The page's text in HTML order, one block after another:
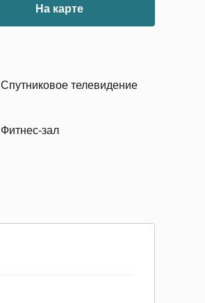
На карте
Спутниковое телевидение
Фитнес-зал